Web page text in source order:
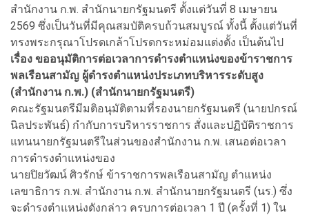
สำนักงาน ก.พ. สำนักนายกรัฐมนตรี ตั้งแต่วันที่ 8 เมษายน
2569 ซึ่งเป็นวันที่มีคุณสมบัติครบถ้วนสมบูรณ์ ทั้งนี้ ตั้งแต่วันที่
ทรงพระกรุณาโปรดเกล้าโปรดกระหม่อมแต่งตั้ง เป็นต้นไป
เรื่อง ขออนุมัติการต่อเวลาการดำรงตำแหน่งของข้าราชการ
พลเรือนสามัญ ผู้ดำรงตำแหน่งประเภทบริหารระดับสูง
(สำนักงาน ก.พ.) (สำนักนายกรัฐมนตรี)
คณะรัฐมนตรีมีมติอนุมัติตามที่รองนายกรัฐมนตรี (นายปกรณ์
นิลประพันธ์) กำกับการบริหารราชการ สั่งและปฏิบัติราชการ
แทนนายกรัฐมนตรีในส่วนของสำนักงาน ก.พ. เสนอต่อเวลา
การดำรงตำแหน่งของ
นายปิยวัฒน์ ศิวรักษ์ ข้าราชการพลเรือนสามัญ ตำแหน่ง
เลขาธิการ ก.พ. สำนักงาน ก.พ. สำนักนายกรัฐมนตรี (นร.) ซึ่ง
จะดำรงตำแหน่งดังกล่าว ครบการต่อเวลา 1 ปี (ครั้งที่ 1) ใน